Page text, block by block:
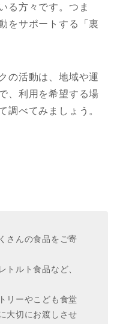
る方々です。つま
をサポートする「裏
の活動は、地域や運
、利用を希望する場
調べてみましょう。
さんの食品をご寄
トルト食品など、
リーやこども食堂
大切にお渡しさせ